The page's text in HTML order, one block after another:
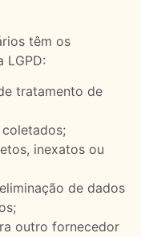
têm os
LGPD:
tratamento de
inexatos ou
de dados
outro fornecedor